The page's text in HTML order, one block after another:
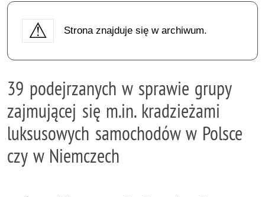
Strona znajduje się w archiwum.
39 podejrzanych w sprawie grupy
zajmującej się m.in. kradzieżami
luksusowych samochodów w Polsce
czy w Niemczech